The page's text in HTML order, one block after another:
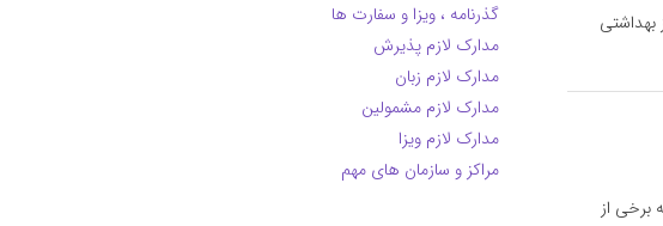
بهداشتی
برخی از
گذرنامه ، ویزا و سفارت ها
مدارک لازم پذیرش
مدارک لازم زبان
مدارک لازم مشمولین
مدارک لازم ویزا
مراکز و سازمان های مهم